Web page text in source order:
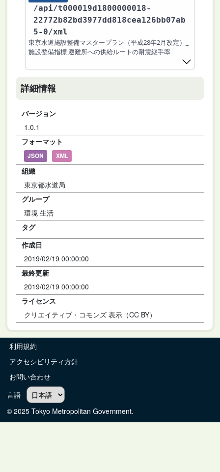
/api/t000019d1800000018-
22772b82bd3977dd818cea126bb07ab
5-0/xml
東京水道施設整備マスタープラン（平成28年2月改定）_
施設整備指標 避難所への供給ルートの耐震継手率
詳細情報
バージョン
1.0.1
フォーマット
JSON XML
組織
東京都水道局
グループ
環境 生活
タグ
作成日
2019/02/19 00:00:00
最終更新
2019/02/19 00:00:00
ライセンス
クリエイティブ・コモンズ 表示（CC BY）
利用規約
アクセシビリティ方針
お問い合わせ
言語
© 2025 Tokyo Metropolitan Government.